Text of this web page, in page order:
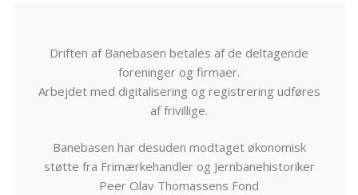
Driften af Banebasen betales af de deltagende
foreninger og firmaer.
Arbejdet med digitalisering og registrering udføres
af frivillige.
Banebasen har desuden modtaget økonomisk
støtte fra Frimærkehandler og Jernbanehistoriker
Peer Olav Thomassens Fond